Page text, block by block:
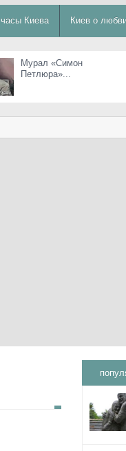
часы Киева Киев о
Мурал «Симон
Петлюра»...